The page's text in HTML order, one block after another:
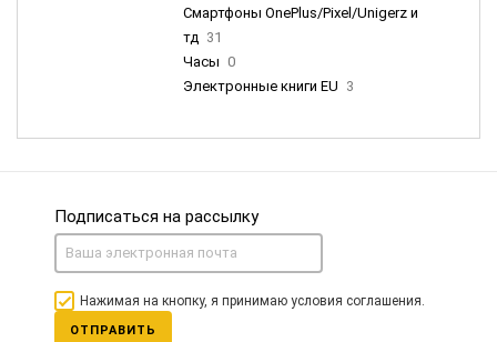
Смартфоны OnePlus/Pixel/Unigerz и
тд 31
Часы 0
Электронные книги EU 3
Подписаться на рассылку
Нажимая на кнопку, я принимаю условия соглашения.
ОТПРАВИТЬ